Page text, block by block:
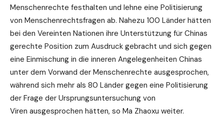
Menschenrechte festhalten und lehne eine Politisierung
von Menschenrechtsfragen ab. Nahezu 100 Länder hätten
bei den Vereinten Nationen ihre Unterstützung für Chinas
gerechte Position zum Ausdruck gebracht und sich gegen
eine Einmischung in die inneren Angelegenheiten Chinas
unter dem Vorwand der Menschenrechte ausgesprochen,
während sich mehr als 80 Länder gegen eine Politisierung
der Frage der Ursprungsuntersuchung von
Viren ausgesprochen hätten, so Ma Zhaoxu weiter.